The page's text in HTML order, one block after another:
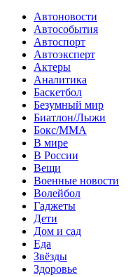
Автоновости
Автособытия
Автоспорт
Автоэксперт
Актеры
Аналитика
Баскетбол
Безумный мир
Биатлон/Лыжи
Бокс/MMA
В мире
В России
Вещи
Военные новости
Волейбол
Гаджеты
Дети
Дом и сад
Еда
Звёзды
Здоровье